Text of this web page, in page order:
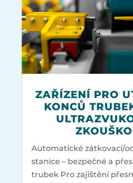
ZAŘÍZENÍ PRO
KONCŮ
Automatické zátkovací/
stanice – bezpečné a
trubek Pro zajištění